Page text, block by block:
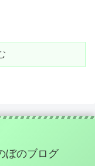
ぼのブログ